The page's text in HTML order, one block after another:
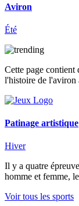
Aviron
Été
Cette page contient
l'histoire de l'aviron
Patinage artistique
Hiver
Il y a quatre
homme et femme,
Voir tous les sports